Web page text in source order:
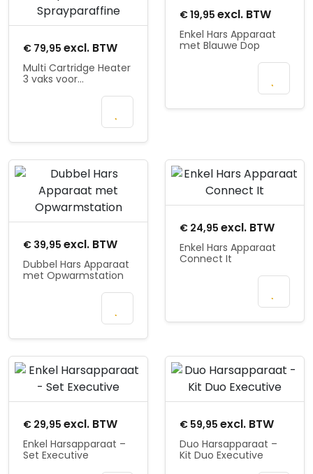
€ 79,95 excl. BTW
Multi Cartridge Heater
3 vaks voor
€19,95 excl. BTW
Enkel Hars Apparaat
met Blauwe Dop
Product openen
€ 39,95 excl. BTW
Dubbel Hars Apparaat
met Opwarmstation
Product openen
€ 24,95 excl. BTW
Enkel Hars Apparaat
Connect It
Product openen
€ 29,95 excl. BTW
Enkel Harsapparaat –
Set Executive
Product openen
€ 59,95 excl. BTW
Duo Harsapparaat –
Kit Duo Executive